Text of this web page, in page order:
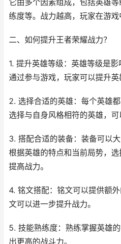
它由多个因素组成，包括英雄
练度等。战力越高，玩家在游戏
二、如何提升王者荣耀战力？
1. 提升英雄等级：英雄等级是影
通过参与游戏，玩家可以提升英
2. 选择合适的英雄：每个英雄
选择与自身风格相符的英雄，可
3. 搭配合适的装备：装备可以
根据英雄的特点和当前局势，
提高战力。
4. 铭文搭配：铭文可以提供额
文可以进一步提升战力。
5. 技能熟练度：熟练掌握英雄
出更高的战斗力。